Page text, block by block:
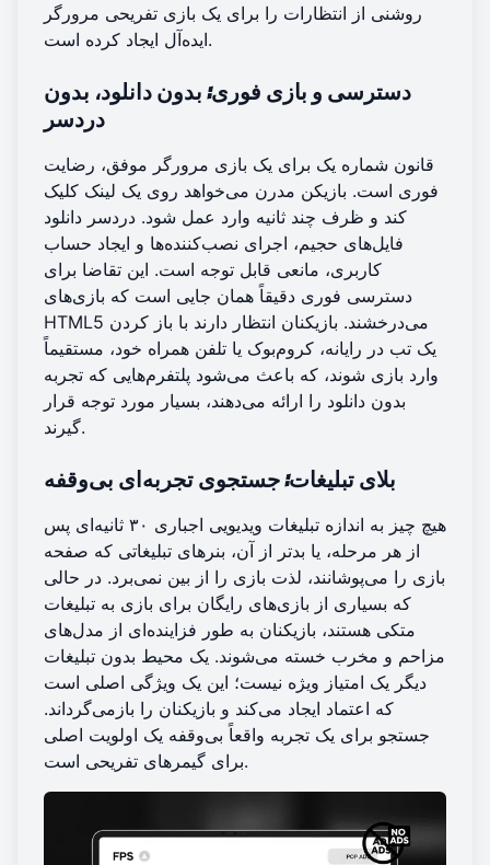
روشنی از انتظارات را برای یک بازی تفریحی مرورگر
ایده‌آل ایجاد کرده است.
دسترسی و بازی فوری: بدون دانلود، بدون
دردسر
قانون شماره یک برای یک بازی مرورگر موفق، رضایت
فوری است. بازیکن مدرن می‌خواهد روی یک لینک کلیک
کند و ظرف چند ثانیه وارد عمل شود. دردسر دانلود
فایل‌های حجیم، اجرای نصب‌کننده‌ها و ایجاد حساب
کاربری، مانعی قابل توجه است. این تقاضا برای
دسترسی فوری دقیقاً همان جایی است که بازی‌های
HTML5 می‌درخشند. بازیکنان انتظار دارند با باز کردن
یک تب در رایانه، کروم‌بوک یا تلفن همراه خود، مستقیماً
وارد بازی شوند، که باعث می‌شود پلتفرم‌هایی که تجربه
بدون دانلود را ارائه می‌دهند، بسیار مورد توجه قرار
گیرند.
بلای تبلیغات: جستجوی تجربه‌ای بی‌وقفه
هیچ چیز به اندازه تبلیغات ویدیویی اجباری ۳۰ ثانیه‌ای پس
از هر مرحله، یا بدتر از آن، بنرهای تبلیغاتی که صفحه
بازی را می‌پوشانند، لذت بازی را از بین نمی‌برد. در حالی
که بسیاری از بازی‌های رایگان برای بازی به تبلیغات
متکی هستند، بازیکنان به طور فزاینده‌ای از مدل‌های
مزاحم و مخرب خسته می‌شوند. یک محیط بدون تبلیغات
دیگر یک امتیاز ویژه نیست؛ این یک ویژگی اصلی است
که اعتماد ایجاد می‌کند و بازیکنان را بازمی‌گرداند.
جستجو برای یک تجربه واقعاً بی‌وقفه یک اولویت اصلی
برای گیمرهای تفریحی است.